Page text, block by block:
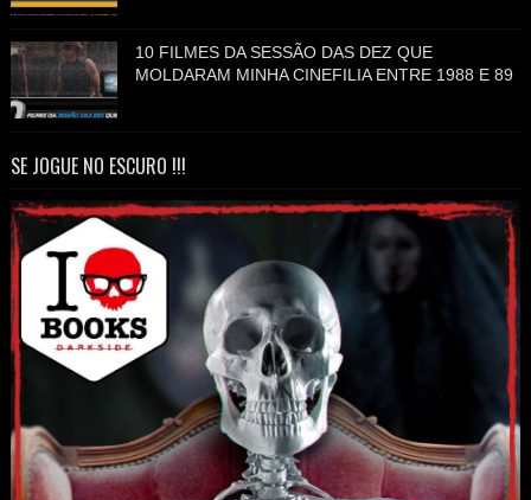
10 FILMES DA SESSÃO DAS DEZ QUE
MOLDARAM MINHA CINEFILIA ENTRE 1988 E 89
SE JOGUE NO ESCURO !!!